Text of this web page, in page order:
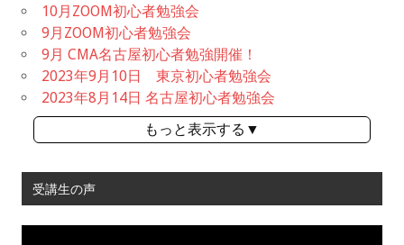
10月ZOOM初心者勉強会
9月ZOOM初心者勉強会
9月 CMA名古屋初心者勉強開催！
2023年9月10日 東京初心者勉強会
2023年8月14日 名古屋初心者勉強会
もっと表示する▼
受講生の声